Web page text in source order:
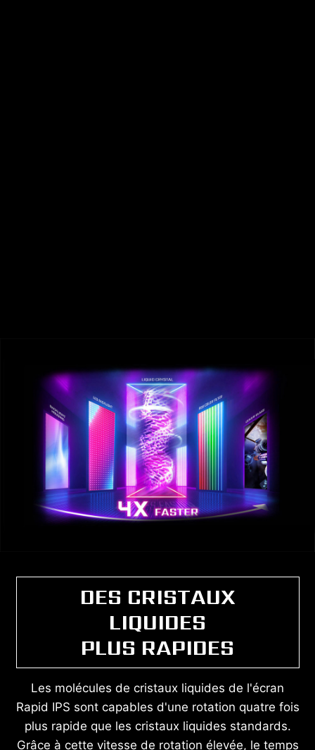
DES CRISTAUX
LIQUIDES
PLUS RAPIDES
Les molécules de cristaux liquides de l'écran
Rapid IPS sont capables d'une rotation quatre fois
plus rapide que les cristaux liquides standards.
Grâce à cette vitesse de rotation élevée, le temps